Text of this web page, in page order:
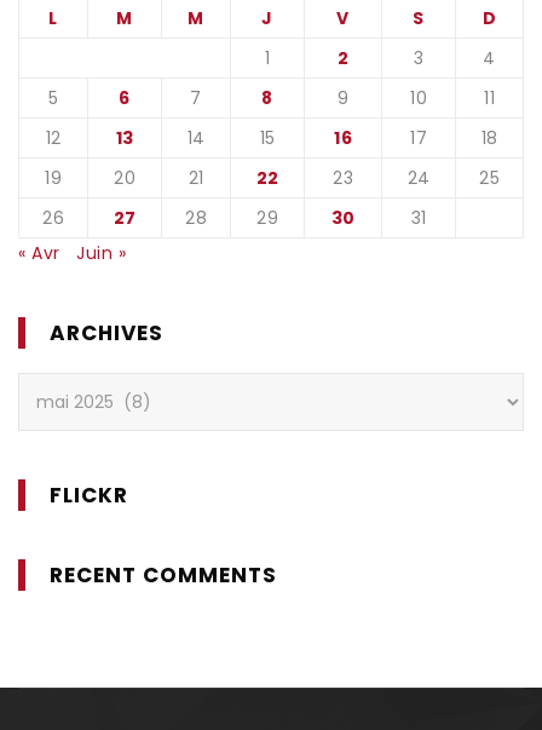
L
M M J V S
D
1
2 3
4
5
6 7 8 9 10
11
12
13 14 15 16 17
18
19
20 21 22 23 24
25
26
27 28 29 30
31
« Avr
Juin »
ARCHIVES
FLICKR
RECENT COMMENTS